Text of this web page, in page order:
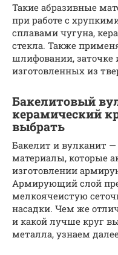
Такие абразивные
при работе с
сплавами чугуна,
стекла. Также
шлифовании, заточке
изготовленных из
Бакелитовый
керамический
выбрать
Бакелит и вулканит
материалы, которые
изготовлении
Армирующий слой
мелкоячеистую
насадки. Чем же
и какой лучше круг
металла, узнаем